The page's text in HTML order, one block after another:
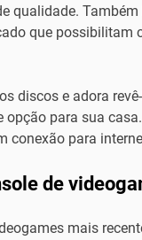
qualidade.
que possibilitam
discos e adora
opção para sua
conexão para
de
mais